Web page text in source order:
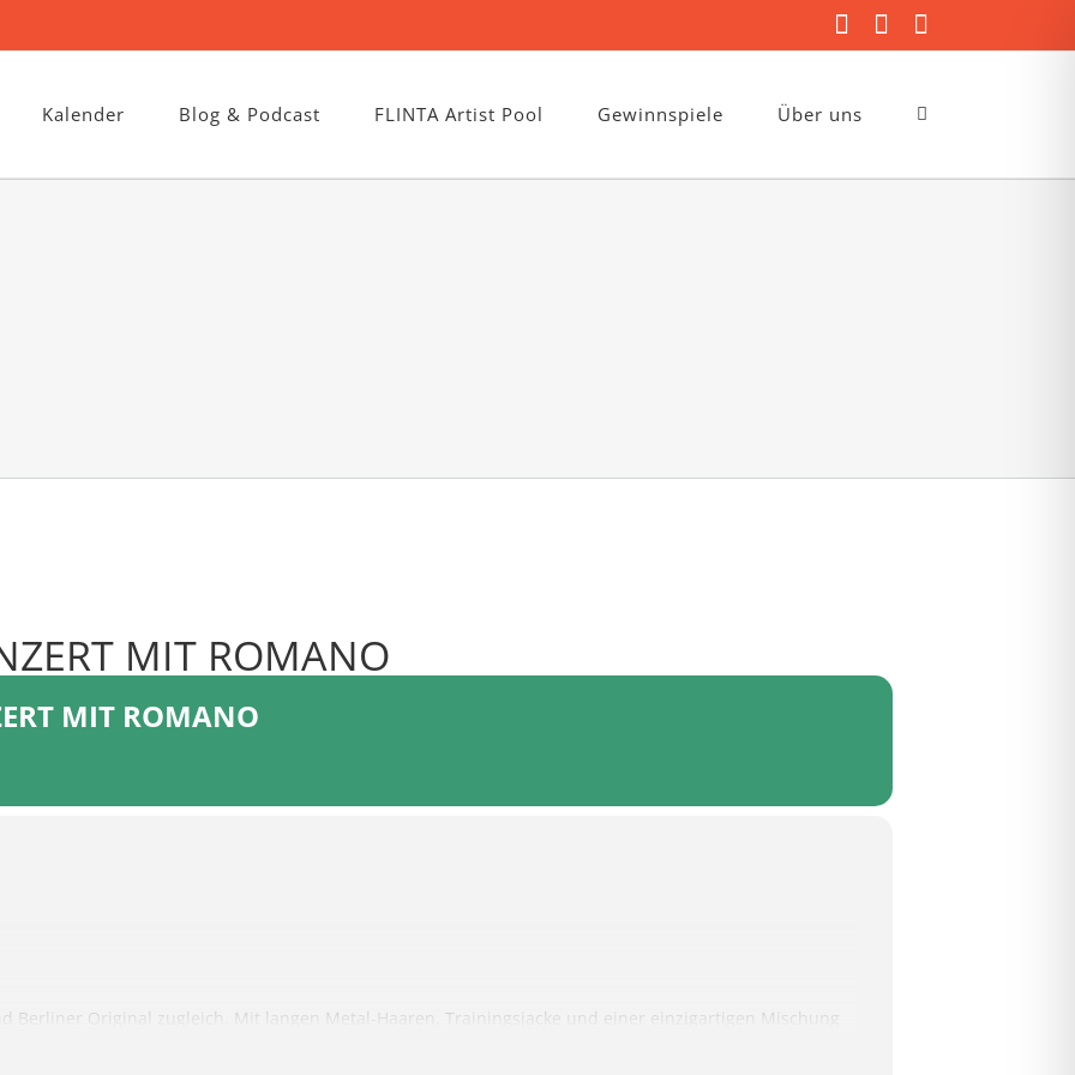
FacebookInstagram
Mail
Kalender Blog & Podcast FLINTA Artist Pool Gewinnspiele Über uns
MIT ROMANO
MIT ROMANO
Berliner Original zugleich. Mit langen Metal-Haaren, Trainingsjacke und einer einzigartigen Mischung